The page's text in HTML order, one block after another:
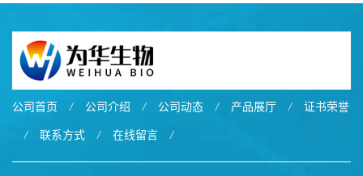
公司首页 / 公司介绍 / 公司动态 / 产品展厅 / 证书荣誉
/ 联系方式 / 在线留言 /